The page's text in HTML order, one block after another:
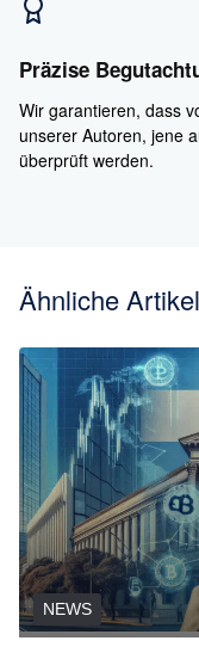
Präzise
Wir garantieren, dass
unserer Autoren, jene
überprüft werden.
Ähnliche Artikel
NEWS